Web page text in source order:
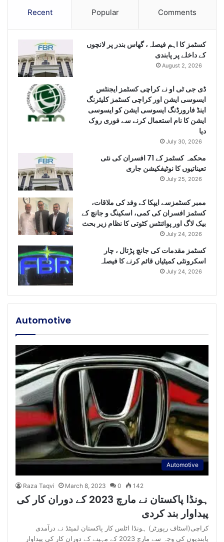
Recent Popular Comments
کسٹمز کا اہم فیصلہ، گھاس بندر پر لانچوں
کے داخلے پر پابندی
August 2, 2026
ڈی جی ٹی او نے کراچی کسٹمز ایجنٹس
ایسوسی ایشن اور کراچی کسٹمز کلیئرنگ
اینڈ فارورڈنگ ایسوسی ایشن کو ایسوسی
ایشن کا نام استعمال کرنے سے فوری روک
دیا
July 30, 2026
محکمہ کسٹمز کے 71 افسران کی نئی
تعیناتیوں کا نوٹیفکیشن جاری
July 25, 2026
ممبر کسٹمزسے ایپکا کے وفد کی ملاقات،
کسٹمز افسران کی کمی، اسکینگ و جانچ کے
بیک لاگ اور پوائنٹس کٹوتی کا نظام زیر بحث
July 24, 2026
کسٹمز مقدمات کی جانچ پڑتال ، چار
اسکرونٹی کمیٹیاں قائم کرنے کا فیصلہ
July 24, 2026
Automotive
Automotive
Raza Taqvi March 8, 2023 0 142
ہونڈا پاکستان نے مارچ 2023 کے دوران کار کی
پیداوار بند کردی
کراچی(اسٹاف رپورٹر) ہونڈا اٹلس کار پاکستان لمیٹڈ نے درآمدی
پابندیوں کی وجہ سے مارچ 2023 کے مہینے کے دوران کار کی پیداوار